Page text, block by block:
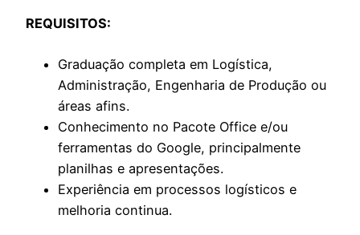
REQUISITOS:
Graduação completa em Logística,
Administração, Engenharia de Produção ou
áreas afins.
Conhecimento no Pacote Office e/ou
ferramentas do Google, principalmente
planilhas e apresentações.
Experiência em processos logísticos e
melhoria continua.